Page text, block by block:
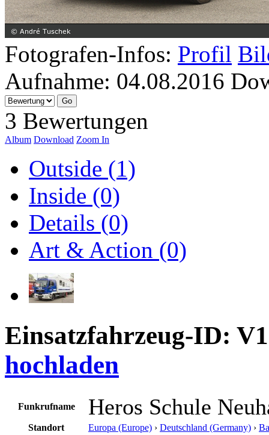
Fotografen-Infos: Profil
Aufnahme: 04.08.2016
3 Bewertungen
Album Download Zoom In
Outside (1)
Inside (0)
Details (0)
Art & Action (0)
Einsatzfahrzeug-ID:
hochladen
Funkrufname Heros Schule
Standort Europa (Europe) › Deutschland (Germany) ›